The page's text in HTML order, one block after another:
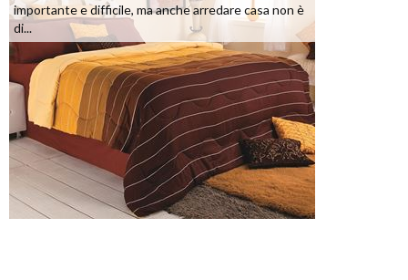
importante e difficile, ma anche arredare casa non è
di...